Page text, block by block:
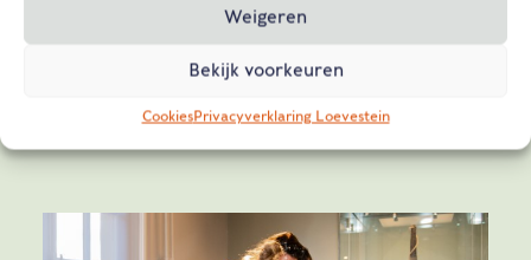
Weigeren
Bekijk voorkeuren
CookiesPrivacyverklaring Loevestein
Jaarabonnement kind (4 t/m 18
jaar)
25,00